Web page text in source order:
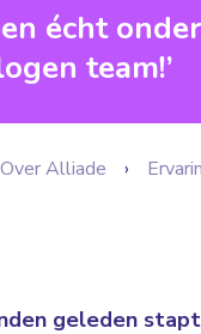
écht
team!’
Over Alliade
geleden